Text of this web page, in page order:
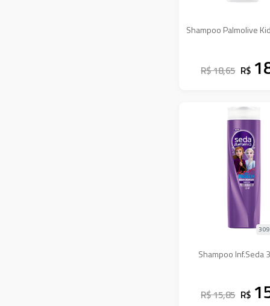
Shampoo Palmolive
R$ 18,65 R$
Shampoo Inf.Seda
R$ 15,85 R$